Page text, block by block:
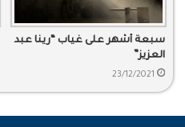
سبعة أشهر على غياب “رينا عبد
العزيز”
23/12/2021